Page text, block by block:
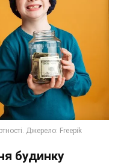
будинку